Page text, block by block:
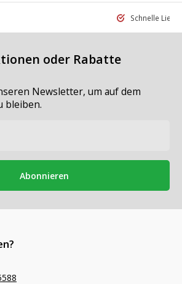
Schnelle
oder Rabatte
Newsletter, um auf dem
bleiben.
Abonnieren